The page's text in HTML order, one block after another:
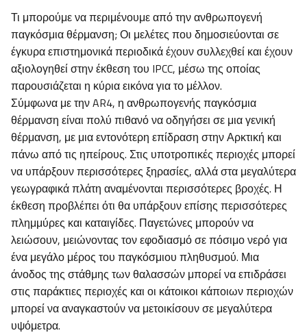
Τι μπορούμε να περιμένουμε από την ανθρωπογενή
παγκόσμια θέρμανση; Οι μελέτες που δημοσιεύονται σε
έγκυρα επιστημονικά περιοδικά έχουν συλλεχθεί και έχουν
αξιολογηθεί στην έκθεση του IPCC, μέσω της οποίας
παρουσιάζεται η κύρια εικόνα για το μέλλον.
Σύμφωνα με την AR4, η ανθρωπογενής παγκόσμια
θέρμανση είναι πολύ πιθανό να οδηγήσει σε μια γενική
θέρμανση, με μια εντονότερη επίδραση στην Αρκτική και
πάνω από τις ηπείρους. Στις υποτροπικές περιοχές μπορεί
να υπάρξουν περισσότερες ξηρασίες, αλλά στα μεγαλύτερα
γεωγραφικά πλάτη αναμένονται περισσότερες βροχές. Η
έκθεση προβλέπει ότι θα υπάρξουν επίσης περισσότερες
πλημμύρες και καταιγίδες. Παγετώνες μπορούν να
λειώσουν, μειώνοντας τον εφοδιασμό σε πόσιμο νερό για
ένα μεγάλο μέρος του παγκόσμιου πληθυσμού. Μια
άνοδος της στάθμης των θαλασσών μπορεί να επιδράσει
στις παράκτιες περιοχές και οι κάτοικοι κάποιων περιοχών
μπορεί να αναγκαστούν να μετοικίσουν σε μεγαλύτερα
υψόμετρα.